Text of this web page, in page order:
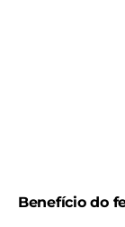
Benefício do